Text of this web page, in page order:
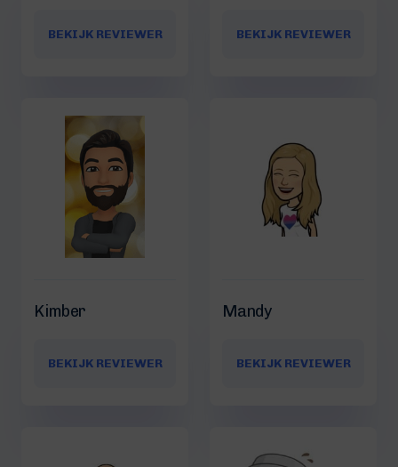
BEKIJK REVIEWER BEKIJK REVIEWER
Kimber
BEKIJK REVIEWER
Mandy
BEKIJK REVIEWER